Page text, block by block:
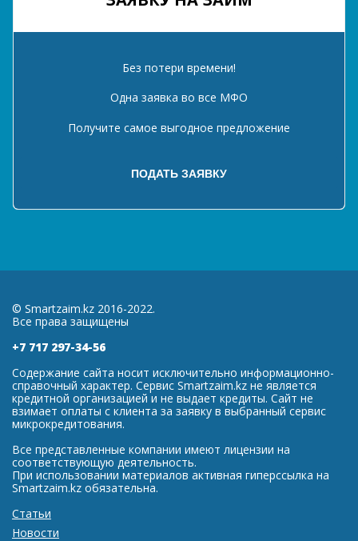
Без потери времени!
Одна заявка во все МФО
Получите самое выгодное предложение
© Smartzaim.kz 2016-2022.
Все права защищены
+7 717 297-34-56
Содержание сайта носит исключительно информационно-
справочный характер. Сервис Smartzaim.kz не является
кредитной организацией и не выдает кредиты. Сайт не
взимает оплаты с клиента за заявку в выбранный сервис
микрокредитования.
Все представленные компании имеют лицензии на
соответствующую деятельность.
При использовании материалов активная гиперссылка на
Smartzaim.kz обязательна.
Статьи
Новости